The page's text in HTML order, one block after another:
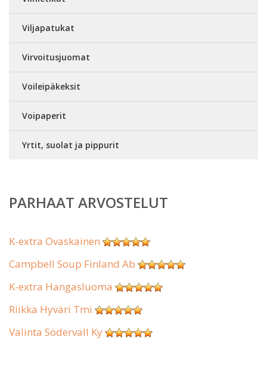
Viljapatukat
Virvoitusjuomat
Voileipäkeksit
Voipaperit
Yrtit, suolat ja pippurit
PARHAAT ARVOSTELUT
K-extra Ovaskainen
Campbell Soup Finland Ab
K-extra Hangasluoma
Riikka Hyväri Tmi
Valinta Södervall Ky